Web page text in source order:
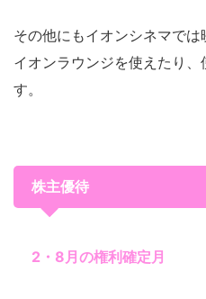
その他にもイオンシネマでは
イオンラウンジを使えたり
す。
株主優待
2・8月の権利確定月